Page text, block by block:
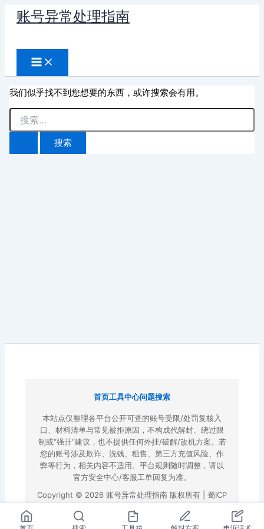
账号异常处理指南
索
我们似乎找不到您想要的东西，或许搜索会有用。
搜
索：
首页工具中心问题搜索
本站点仅整理各平台公开可查的账号受限/处罚复核入
口、材料清单与常见被拒原因，不构成代解封、绕过限
制或“强开”建议，也不提供任何外挂/破解/改机方案。若
您的账号涉及欺诈、洗钱、租售、第三方充值风险、作
弊等行为，相关内容不适用。平台规则随时调整，请以
官方安全中心/客服工单回复为准。
Copyright © 2026 账号异常处理指南 版权所有 | 蜀ICP